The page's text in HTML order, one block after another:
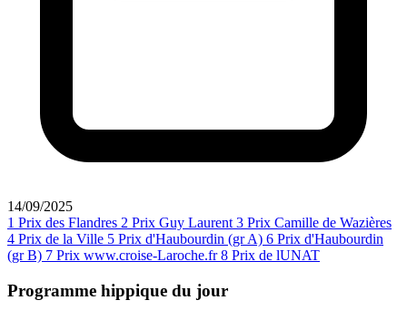
14/09/2025
1 Prix des Flandres 2 Prix Guy Laurent 3 Prix Camille de Wazières
4 Prix de la Ville 5 Prix d'Haubourdin (gr A) 6 Prix d'Haubourdin
(gr B) 7 Prix www.croise-Laroche.fr 8 Prix de lUNAT
Programme hippique du jour